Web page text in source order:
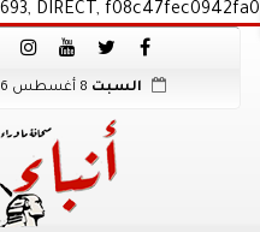
DIRECT, f08c47fec0942fa0
السبت